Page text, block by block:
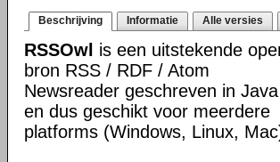
Beschrijving Informatie Alle versies
RSSOwl is een uitstekende
bron RSS / RDF / Atom
Newsreader geschreven in Java
en dus geschikt voor meerdere
platforms (Windows, Linux,